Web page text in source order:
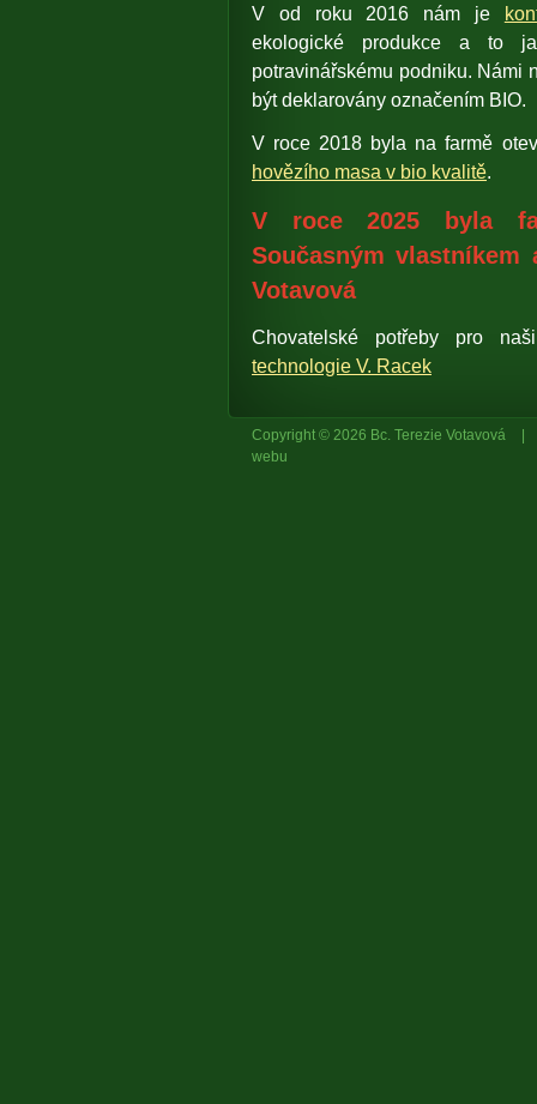
V od roku 2016 nám je
ekologické produkce a to
potravinářskému podniku. Námi
být deklarovány označením BIO.
V roce 2018 byla na farmě
hovězího masa v bio kvalitě.
V roce 2025 byla
Současným vlastníkem
Votavová
Chovatelské potřeby pro
technologie V. Racek
Copyright © 2026 Bc. Terezie Votavová
|
webu